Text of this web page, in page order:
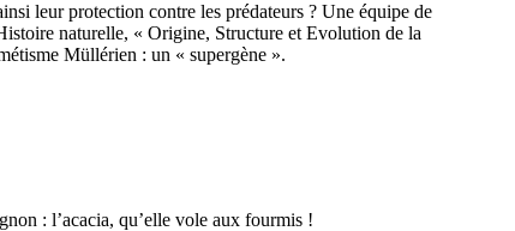
leur protection contre les prédateurs ? Une équipe de
naturelle, « Origine, Structure et Evolution de la
Müllérien : un « supergène ».
: l’acacia, qu’elle vole aux fourmis !